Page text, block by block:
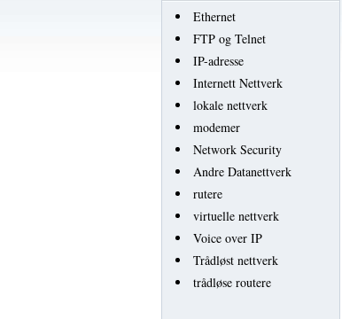
Ethernet
FTP og Telnet
IP-adresse
Internett Nettverk
lokale nettverk
modemer
Network Security
Andre Datanettverk
rutere
virtuelle nettverk
Voice over IP
Trådløst nettverk
trådløse routere